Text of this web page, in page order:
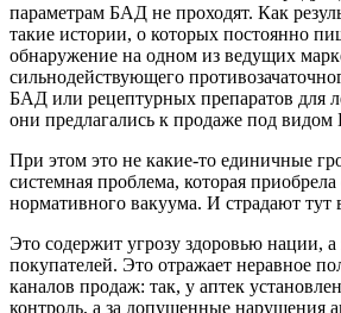
параметрам БАД не проходят. Как
такие истории, о кото­рых постоянно
обнаружение на одном из ведущих
сильнодействую­щего
БАД или рецептурных препаратов для
они предлагались к продаже под
При этом это не какие-то еди­ничные
систем­ная проблема, которая приобрела
нормативно­го вакуума. И страдают тут
Это содержит угрозу здоровью нации,
покупа­телей. Это отражает неравное
каналов продаж: так, у аптек
контроль, а за допущен­ные нарушения